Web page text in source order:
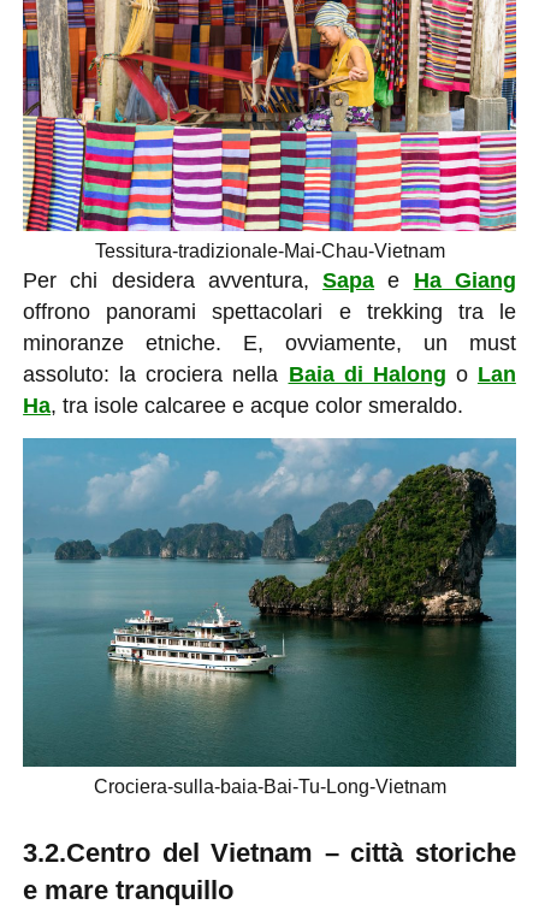
Tessitura-tradizionale-Mai-Chau-Vietnam
Per chi desidera avventura,Sapa e Ha Giang
offrono panorami spettacolari e trekking tra le
minoranze etniche. E, ovviamente, un must
assoluto: la crociera nella Baia di Halong o Lan
Ha, tra isole calcaree e acque color smeraldo.
Crociera-sulla-baia-Bai-Tu-Long-Vietnam
3.2.Centro del Vietnam – città storiche
e mare tranquillo